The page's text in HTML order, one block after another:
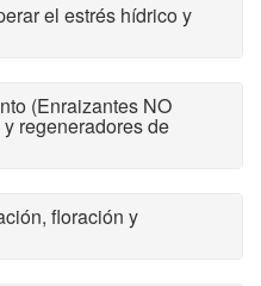
el estrés hídrico y
(Enraizantes NO
regeneradores de
floración y